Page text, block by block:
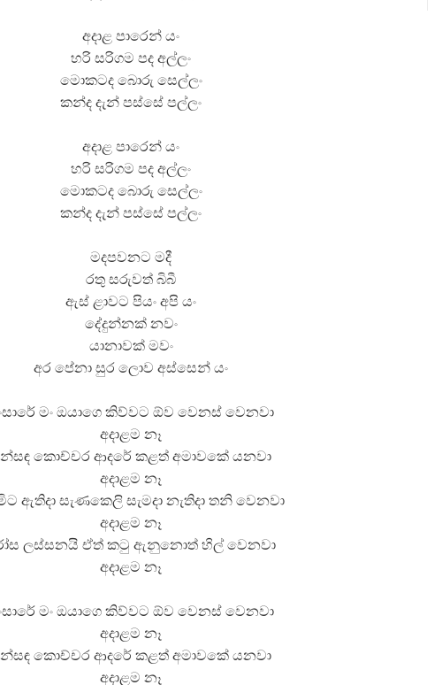
අදාළ පාරෙන් යං
හරි සරිගම පද අල්ලං
මොකටද බොරු සෙල්ලං
කන්ද දැන් පස්සේ පල්ලං
අදාළ පාරෙන් යං
හරි සරිගම පද අල්ලං
මොකටද බොරු සෙල්ලං
කන්ද දැන් පස්සේ පල්ලං
මදපවනට මදී
රතු සරුවත් බිබී
ඇස් ළාවට පියං අපි යං
දේදුන්නක් නවං
යානාවක් මවං
අර පේනා සුර ලොව අස්සෙන් යං
මං ඔයාගෙ කිව්වට ඕව වෙනස් වෙනවා
අදාළම නෑ
කොච්චර ආදරේ කළත් අමාවකේ යනවා
අදාළම නෑ
ඇතිදා සැණකෙලි සැමදා නැතිදා තනි වෙනවා
අදාළම නෑ
ලස්සනයි ඒත් කටු ඇනුනොත් හිල් වෙනවා
අදාළම නෑ
මං ඔයාගෙ කිව්වට ඕව වෙනස් වෙනවා
අදාළම නෑ
කොච්චර ආදරේ කළත් අමාවකේ යනවා
අදාළම නෑ